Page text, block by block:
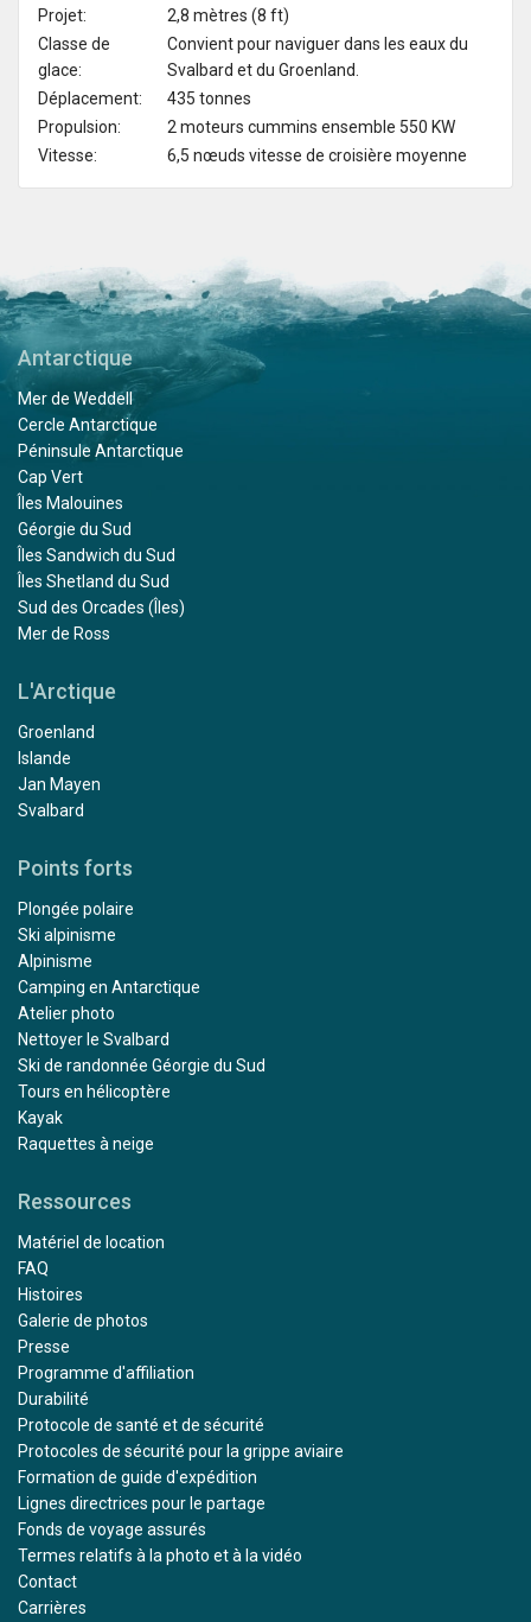
Projet:
2,8 mètres (8 ft)
Classe de
glace:
Convient pour naviguer dans les eaux du
Svalbard et du Groenland.
Déplacement:
435 tonnes
Propulsion:
2 moteurs cummins ensemble 550 KW
Vitesse:
6,5 nœuds vitesse de croisière moyenne
Antarctique
Mer de Weddell
Cercle Antarctique
Péninsule Antarctique
Cap Vert
Îles Malouines
Géorgie du Sud
Îles Sandwich du Sud
Îles Shetland du Sud
Sud des Orcades (Îles)
Mer de Ross
L'Arctique
Groenland
Islande
Jan Mayen
Svalbard
Points forts
Plongée polaire
Ski alpinisme
Alpinisme
Camping en Antarctique
Atelier photo
Nettoyer le Svalbard
Ski de randonnée Géorgie du Sud
Tours en hélicoptère
Kayak
Raquettes à neige
Ressources
Matériel de location
FAQ
Histoires
Galerie de photos
Presse
Programme d'affiliation
Durabilité
Protocole de santé et de sécurité
Protocoles de sécurité pour la grippe aviaire
Formation de guide d'expédition
Lignes directrices pour le partage
Fonds de voyage assurés
Termes relatifs à la photo et à la vidéo
Contact
Carrières